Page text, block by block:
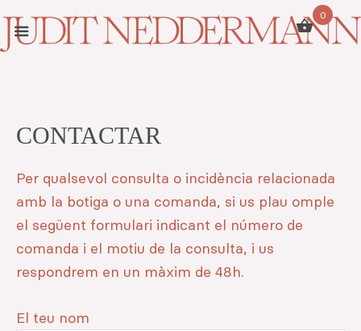
Skip
Skip
CONTACTAR
Per qualsevol consulta o incidència relacionada
amb la botiga o una comanda, si us plau omple
el següent formulari indicant el número de
comanda i el motiu de la consulta, i us
respondrem en un màxim de 48h.
El teu nom
0